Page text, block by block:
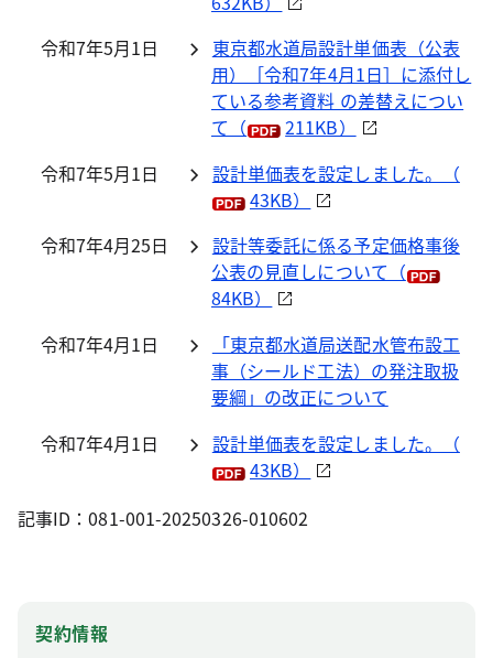
令和7年5月1日
東京都水道局設計単価表（公表
用）［令和7年4月1日］に添付し
ている参考資料 の差替えについ
て（
211KB）
令和7年5月1日
設計単価表を設定しました。（
43KB）
令和7年4月25日
設計等委託に係る予定価格事後
公表の見直しについて（
84KB）
令和7年4月1日
「東京都水道局送配水管布設工
事（シールド工法）の発注取扱
要綱」の改正について
令和7年4月1日
設計単価表を設定しました。（
43KB）
記事ID：081-001-20250326-010602
契約情報